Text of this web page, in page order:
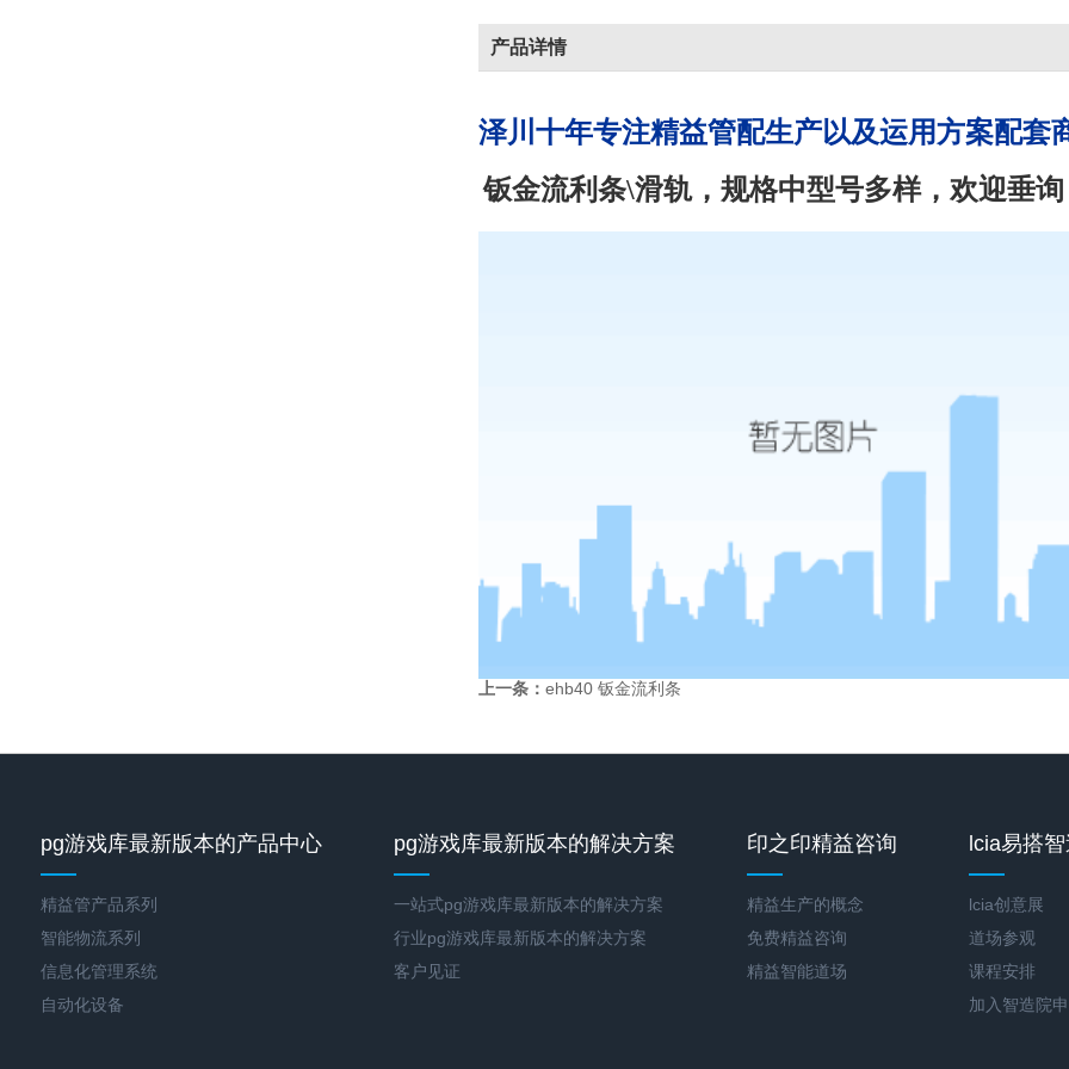
产品详情
泽川十年专注精益管配生产以及运用方案配套
钣金流利条\滑轨，规格中型号多样，欢迎垂询
上一条：ehb40 钣金流利条
pg游戏库最新版本的产品中心
精益管产品系列
智能物流系列
信息化管理系统
自动化设备
pg游戏库最新版本的解决方案
一站式pg游戏库最新版本的解决方案
行业pg游戏库最新版本的解决方案
客户见证
印之印精益咨询
精益生产的概念
免费精益咨询
精益智能道场
lcia易搭
lcia创意展
道场参观
课程安排
加入智造院